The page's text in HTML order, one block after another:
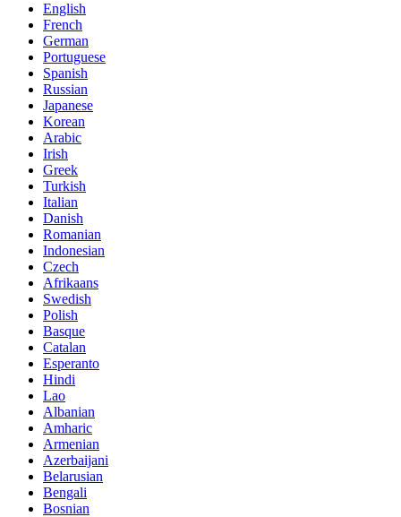
English
French
German
Portuguese
Spanish
Russian
Japanese
Korean
Arabic
Irish
Greek
Turkish
Italian
Danish
Romanian
Indonesian
Czech
Afrikaans
Swedish
Polish
Basque
Catalan
Esperanto
Hindi
Lao
Albanian
Amharic
Armenian
Azerbaijani
Belarusian
Bengali
Bosnian